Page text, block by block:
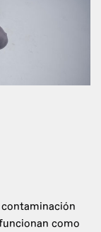
como